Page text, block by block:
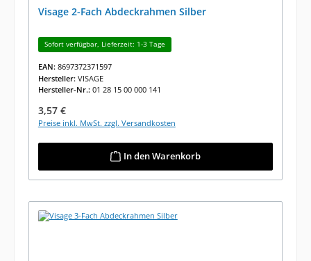
Visage 2-Fach Abdeckrahmen Silber
Sofort verfügbar, Lieferzeit: 1-3 Tage
EAN: 8697372371597
Hersteller: VISAGE
Hersteller-Nr.: 01 28 15 00 000 141
Regulärer Preis:
3,57 €
Preise inkl. MwSt. zzgl. Versandkosten
In den Warenkorb